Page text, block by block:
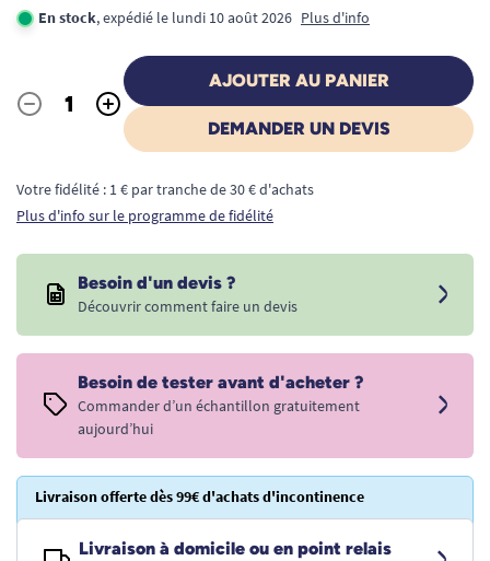
En stock, expédié le lundi 10 août 2026 Plus d'info
Quantité
- +
AJOUTER AU PANIER
DEMANDER UN DEVIS
Votre fidélité : 1 € par tranche de 30 € d'achats
Plus d'info sur le programme de fidélité
Besoin d'un devis ?
Découvrir comment faire un devis
Besoin de tester avant d'acheter ?
Commander d’un échantillon gratuitement
aujourd’hui
Livraison offerte dès 99€ d'achats d'incontinence
Livraison à domicile ou en point relais